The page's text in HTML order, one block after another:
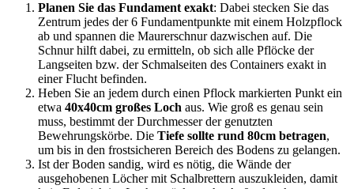
Planen Sie das Fundament exakt: Dabei stecken Sie das
Zentrum jedes der 6 Fundamentpunkte mit einem Holzpflock
ab und spannen die Maurerschnur dazwischen auf. Die
Schnur hilft dabei, zu ermitteln, ob sich alle Pflöcke der
Langseiten bzw. der Schmalseiten des Containers exakt in
einer Flucht befinden.
Heben Sie an jedem durch einen Pflock markierten Punkt ein
etwa 40x40cm großes Loch aus. Wie groß es genau sein
muss, bestimmt der Durchmesser der genutzten
Bewehrungskörbe. Die Tiefe sollte rund 80cm betragen,
um bis in den frostsicheren Bereich des Bodens zu gelangen.
Ist der Boden sandig, wird es nötig, die Wände der
ausgehobenen Löcher mit Schalbrettern auszukleiden, damit